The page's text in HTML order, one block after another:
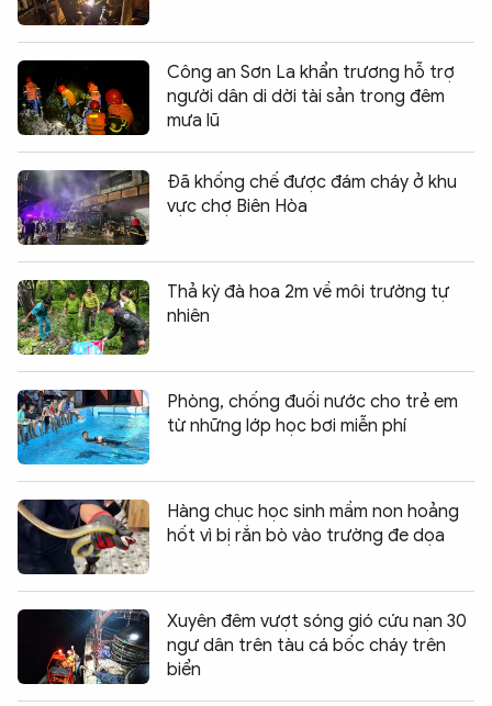
Công an Sơn La khẩn trương hỗ trợ
người dân di dời tài sản trong đêm
mưa lũ
Đã khống chế được đám cháy ở khu
vực chợ Biên Hòa
Thả kỳ đà hoa 2m về môi trường tự
nhiên
Phòng, chống đuối nước cho trẻ em
từ những lớp học bơi miễn phí
Hàng chục học sinh mầm non hoảng
hốt vì bị rắn bò vào trường đe dọa
Xuyên đêm vượt sóng gió cứu nạn 30
ngư dân trên tàu cá bốc cháy trên
biển